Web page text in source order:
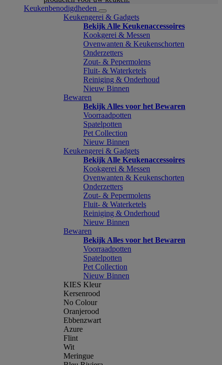
Keukenbenodigdheden
Keukengerei & Gadgets
Bekijk Alle Keukenaccessoires
Kookgerei & Messen
Ovenwanten & Keukenschorten
Onderzetters
Zout- & Pepermolens
Fluit- & Waterketels
Reiniging & Onderhoud
Nieuw Binnen
Bewaren
Bekijk Alles voor het Bewaren
Voorraadpotten
Spatelpotten
Pet Collection
Nieuw Binnen
Keukengerei & Gadgets
Bekijk Alle Keukenaccessoires
Kookgerei & Messen
Ovenwanten & Keukenschorten
Onderzetters
Zout- & Pepermolens
Fluit- & Waterketels
Reiniging & Onderhoud
Nieuw Binnen
Bewaren
Bekijk Alles voor het Bewaren
Voorraadpotten
Spatelpotten
Pet Collection
Nieuw Binnen
KIES Kleur
Kersenrood
No Colour
Oranjerood
Ebbenzwart
Azure
Flint
Wit
Meringue